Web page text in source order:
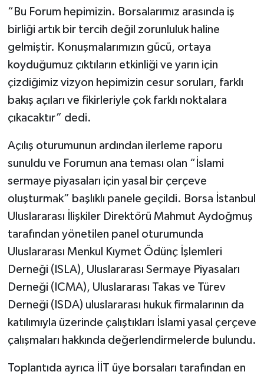
“Bu Forum hepimizin. Borsalarımız arasında iş
birliği artık bir tercih değil zorunluluk haline
gelmiştir. Konuşmalarımızın gücü, ortaya
koyduğumuz çıktıların etkinliği ve yarın için
çizdiğimiz vizyon hepimizin cesur soruları, farklı
bakış açıları ve fikirleriyle çok farklı noktalara
çıkacaktır” dedi.
Açılış oturumunun ardından ilerleme raporu
sunuldu ve Forumun ana teması olan “İslami
sermaye piyasaları için yasal bir çerçeve
oluşturmak” başlıklı panele geçildi. Borsa İstanbul
Uluslararası İlişkiler Direktörü Mahmut Aydoğmuş
tarafından yönetilen panel oturumunda
Uluslararası Menkul Kıymet Ödünç İşlemleri
Derneği (ISLA), Uluslararası Sermaye Piyasaları
Derneği (ICMA), Uluslararası Takas ve Türev
Derneği (ISDA) uluslararası hukuk firmalarının da
katılımıyla üzerinde çalıştıkları İslami yasal çerçeve
çalışmaları hakkında değerlendirmelerde bulundu.
Toplantıda ayrıca İİT üye borsaları tarafından en